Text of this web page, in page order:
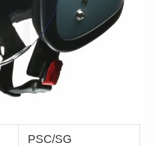
PSC/SG